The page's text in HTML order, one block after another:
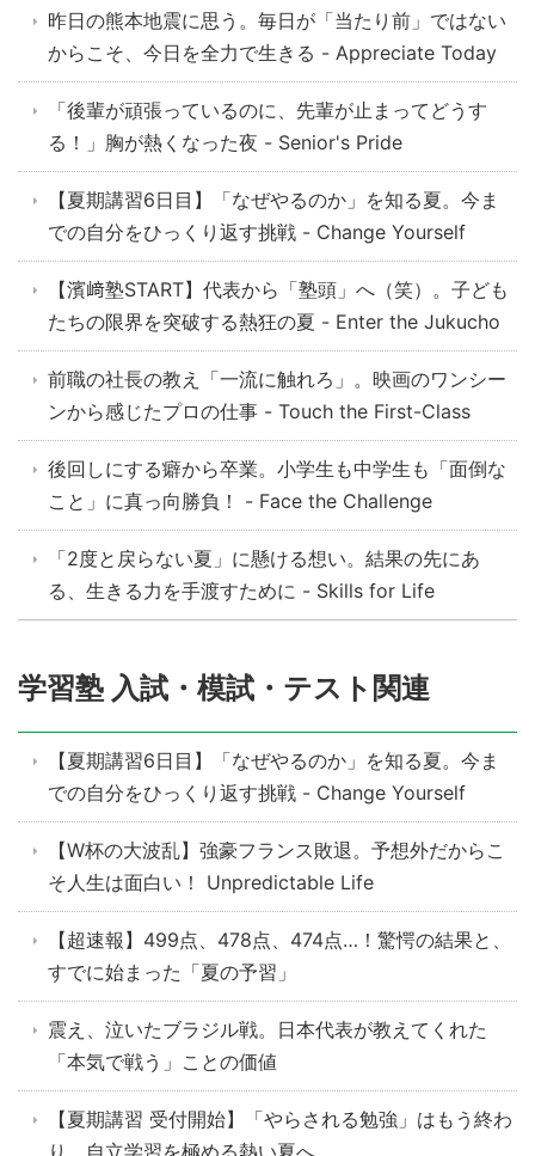
昨日の熊本地震に思う。毎日が「当たり前」ではない
からこそ、今日を全力で生きる - Appreciate Today
「後輩が頑張っているのに、先輩が止まってどうす
る！」胸が熱くなった夜 - Senior's Pride
【夏期講習6日目】「なぜやるのか」を知る夏。今ま
での自分をひっくり返す挑戦 - Change Yourself
【濱﨑塾START】代表から「塾頭」へ（笑）。子ども
たちの限界を突破する熱狂の夏 - Enter the Jukucho
前職の社長の教え「一流に触れろ」。映画のワンシー
ンから感じたプロの仕事 - Touch the First-Class
後回しにする癖から卒業。小学生も中学生も「面倒な
こと」に真っ向勝負！ - Face the Challenge
「2度と戻らない夏」に懸ける想い。結果の先にあ
る、生きる力を手渡すために - Skills for Life
学習塾 入試・模試・テスト関連
【夏期講習6日目】「なぜやるのか」を知る夏。今ま
での自分をひっくり返す挑戦 - Change Yourself
【W杯の大波乱】強豪フランス敗退。予想外だからこ
そ人生は面白い！ Unpredictable Life
【超速報】499点、478点、474点…！驚愕の結果と、
すでに始まった「夏の予習」
震え、泣いたブラジル戦。日本代表が教えてくれた
「本気で戦う」ことの価値
【夏期講習 受付開始】「やらされる勉強」はもう終わ